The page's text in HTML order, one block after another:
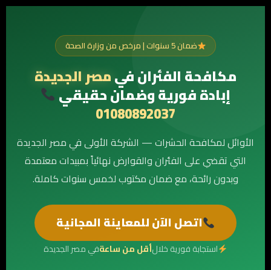
ضمان 5 سنوات | مرخص من وزارة الصحة
مكافحة الفئران فيمصر الجديدة
إبادة فورية وضمان حقيقي
01080892037
الأوائل لمكافحة الحشرات — الشركة الأولى في مصر الجديدة
التي تقضي على الفئران والقوارض نهائياً بمبيدات معتمدة
وبدون رائحة، مع ضمان مكتوب لخمس سنوات كاملة.
اتصل الآن للمعاينة المجانية
استجابة فورية خلالأقل من ساعةفي مصر الجديدة